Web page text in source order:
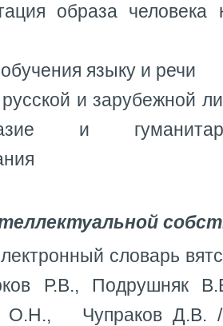
образа человека
языку и речи
и зарубежной
и
словарь
Р.В., Подрушняк
О.Н., Чупраков Д.В. /